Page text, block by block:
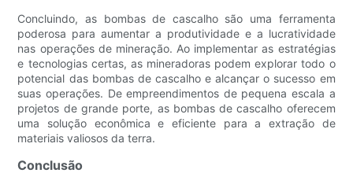
Concluindo, as bombas de cascalho são uma ferramenta
poderosa para aumentar a produtividade e a lucratividade
nas operações de mineração. Ao implementar as estratégias
e tecnologias certas, as mineradoras podem explorar todo o
potencial das bombas de cascalho e alcançar o sucesso em
suas operações. De empreendimentos de pequena escala a
projetos de grande porte, as bombas de cascalho oferecem
uma solução econômica e eficiente para a extração de
materiais valiosos da terra.
Conclusão